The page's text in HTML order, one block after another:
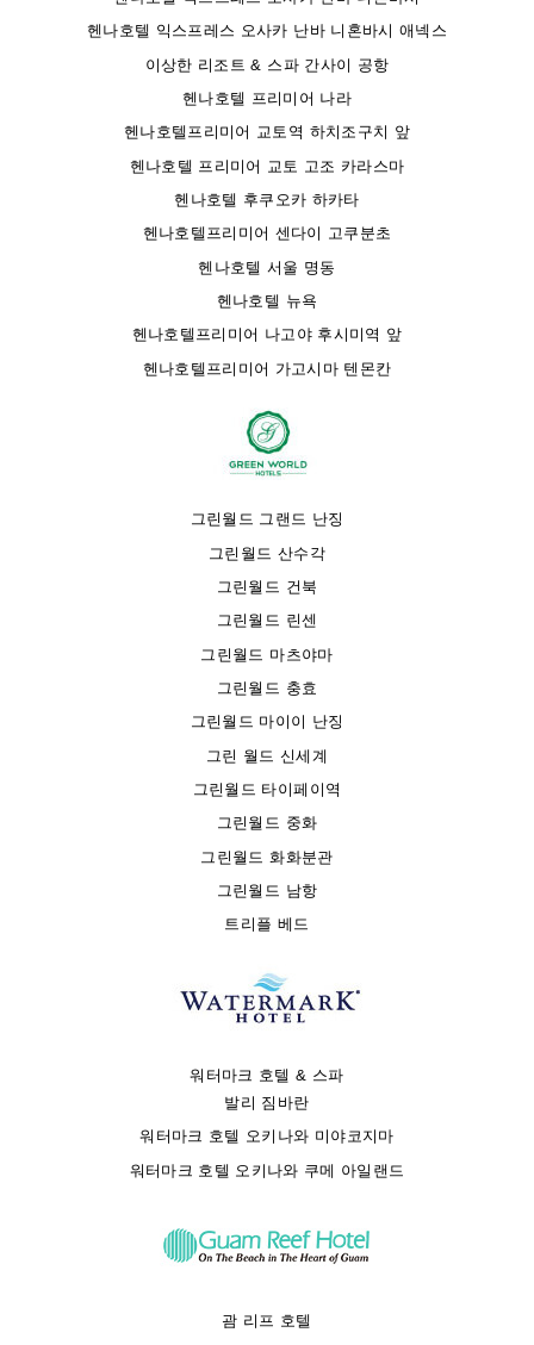
헨나호텔 익스프레스 오사카 난바 니혼바시 애넥스
이상한 리조트 & 스파 간사이 공항
헨나호텔 프리미어 나라
헨나호텔프리미어 교토역 하치조구치 앞
헨나호텔 프리미어 교토 고조 카라스마
헨나호텔 후쿠오카 하카타
헨나호텔프리미어 센다이 고쿠분초
헨나호텔 서울 명동
헨나호텔 뉴욕
헨나호텔프리미어 나고야 후시미역 앞
헨나호텔프리미어 가고시마 텐몬칸
그린월드 그랜드 난징
그린월드 산수각
그린월드 건북
그린월드 린센
그린월드 마츠야마
그린월드 충효
그린월드 마이이 난징
그린 월드 신세계
그린월드 타이페이역
그린월드 중화
그린월드 화화분관
그린월드 남항
트리플 베드
워터마크 호텔 & 스파
발리 짐바란
워터마크 호텔 오키나와 미야코지마
워터마크 호텔 오키나와 쿠메 아일랜드
괌 리프 호텔